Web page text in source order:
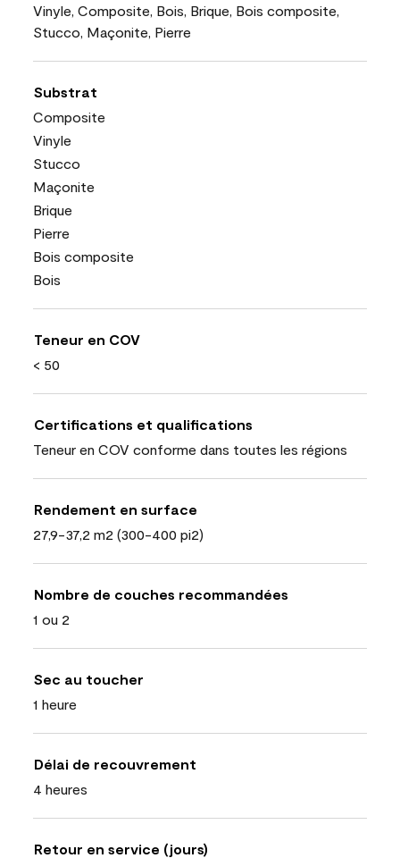
Vinyle, Composite, Bois, Brique, Bois composite,
Stucco, Maçonite, Pierre
Substrat
Composite
Vinyle
Stucco
Maçonite
Brique
Pierre
Bois composite
Bois
Teneur en COV
< 50
Certifications et qualifications
Teneur en COV conforme dans toutes les régions
Rendement en surface
27,9-37,2 m2 (300-400 pi2)
Nombre de couches recommandées
1 ou 2
Sec au toucher
1 heure
Délai de recouvrement
4 heures
Retour en service (jours)